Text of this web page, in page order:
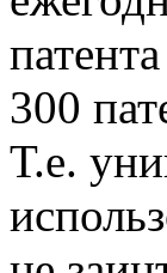
300
Т.е.